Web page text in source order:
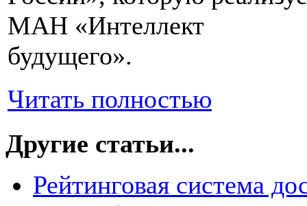
МАН «Интеллект
будущего».
Читать полностью
Другие статьи...
Рейтинговая система